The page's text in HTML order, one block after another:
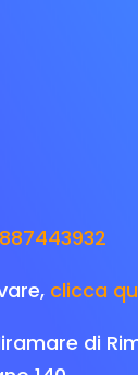
clicca
di